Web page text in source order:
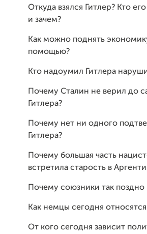
Откуда взялся Гитлер? Кто
и зачем?
Как можно поднять
помощью?
Кто надоумил Гитлера
Почему Сталин не верил до
Гитлера?
Почему нет ни одного
Гитлера?
Почему большая часть
встретила старость в
Почему союзники так
Как немцы сегодня
От кого сегодня зависит